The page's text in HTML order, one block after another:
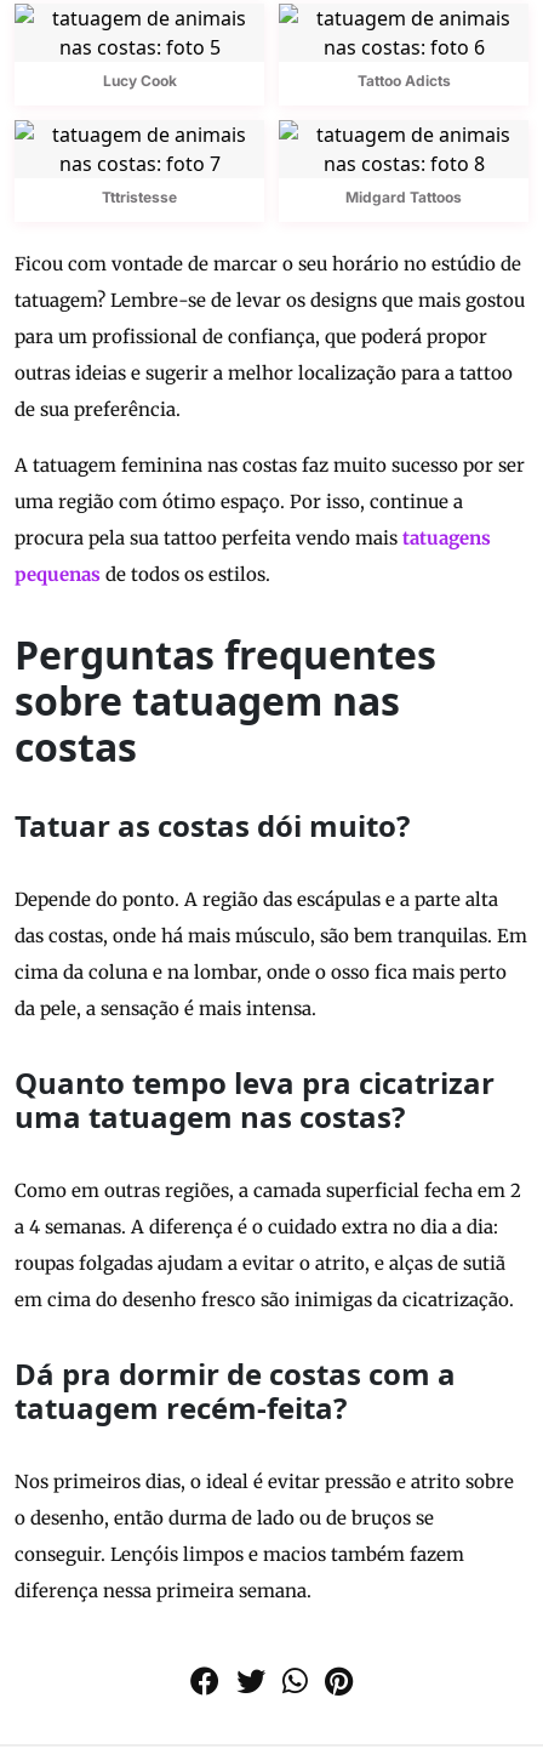
Lucy Cook Tattoo Adicts
Tttristesse Midgard Tattoos
Ficou com vontade de marcar o seu horário no estúdio de
tatuagem? Lembre-se de levar os designs que mais gostou
para um profissional de confiança, que poderá propor
outras ideias e sugerir a melhor localização para a tattoo
de sua preferência.
A tatuagem feminina nas costas faz muito sucesso por ser
uma região com ótimo espaço. Por isso, continue a
procura pela sua tattoo perfeita vendo mais tatuagens
pequenas de todos os estilos.
Perguntas frequentes
sobre tatuagem nas
costas
Tatuar as costas dói muito?
Depende do ponto. A região das escápulas e a parte alta
das costas, onde há mais músculo, são bem tranquilas. Em
cima da coluna e na lombar, onde o osso fica mais perto
da pele, a sensação é mais intensa.
Quanto tempo leva pra cicatrizar
uma tatuagem nas costas?
Como em outras regiões, a camada superficial fecha em 2
a 4 semanas. A diferença é o cuidado extra no dia a dia:
roupas folgadas ajudam a evitar o atrito, e alças de sutiã
em cima do desenho fresco são inimigas da cicatrização.
Dá pra dormir de costas com a
tatuagem recém-feita?
Nos primeiros dias, o ideal é evitar pressão e atrito sobre
o desenho, então durma de lado ou de bruços se
conseguir. Lençóis limpos e macios também fazem
diferença nessa primeira semana.